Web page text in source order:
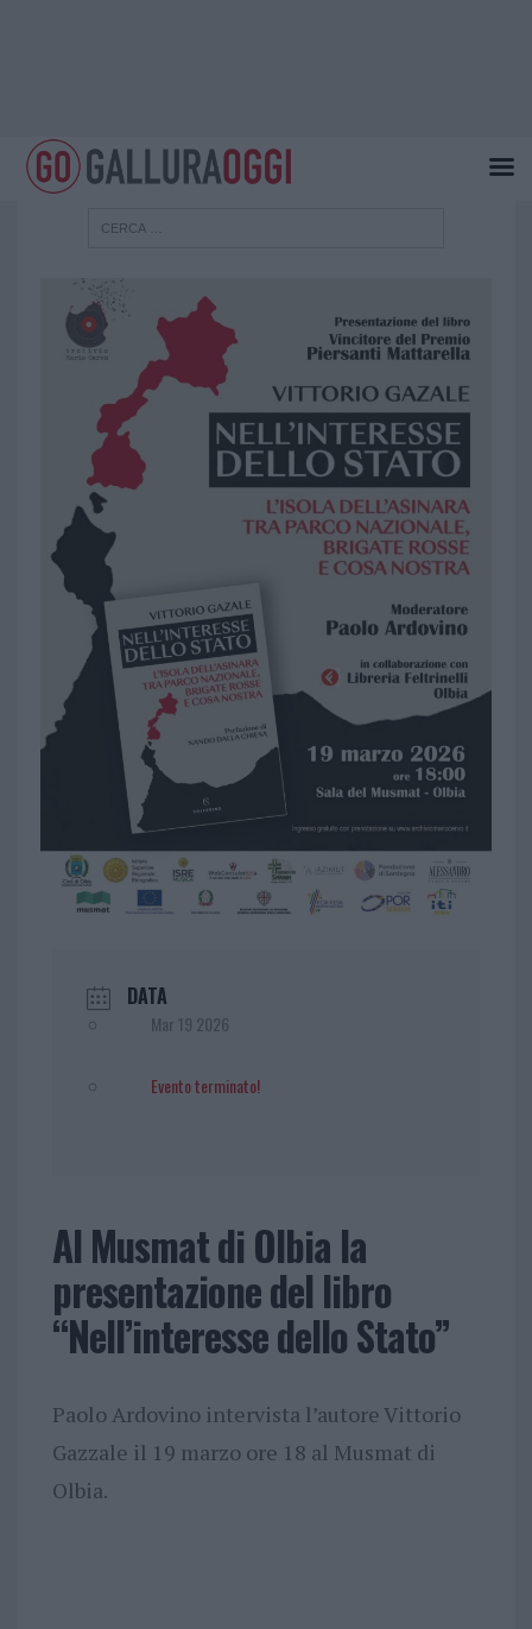
DATA
Mar 19 2026
Evento terminato!
Al Musmat di Olbia la
presentazione del libro
“Nell’interesse dello Stato”
Paolo Ardovino intervista l’autore Vittorio
Gazzale il 19 marzo ore 18 al Musmat di
Olbia.